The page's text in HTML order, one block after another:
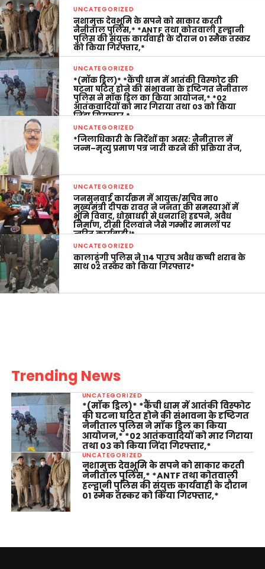
UNCATEGORIZED
नशामुक्त देवभूमि के सपने को साकार करती
नैनीताल पुलिस,* *ANTF तथा कोतवाली हल्द्वानी
पुलिस की संयुक्त कार्यवाही के दौरान 01 स्मैक तस्कर
को किया गिरफ्तार,*
UNCATEGORIZED
*(मॉक ड्रिल)* *कैंची धाम में आतंकी विस्फोट की
घटना घटित होने की संभावना के दृष्टिगत नैनीताल
पुलिस ने मॉक ड्रिल का किया आयोजन,* *02
आतंकवादियों को मार गिराया तथा 03 को किया
जिंदा गिरफ्तार,*
UNCATEGORIZED
*जिलाधिकारी के निर्देशों का असर: नैनीताल में
जन्म–मृत्यु प्रमाण पत्र जारी करने की प्रक्रिया तेज,
UNCATEGORIZED
जनसुनवाई कार्यक्रम में आयुक्त/सचिव मा0
मुख्यमंत्री दीपक रावत ने जनता की समस्याओं में
भूमि विवाद, धोखाधड़ी से धनराशि हडपने, अवैध
निर्माण, टीसी दिलवाने जैसे गम्भीर मामलों पर
त्वरित कार्यवाही।*
UNCATEGORIZED
कालाढूंगी पुलिस ने 114 पाउच अवैध कच्ची शराब के
साथ 02 तस्कर को किया गिरफ्तार*
Trending News
UNCATEGORIZED
*(मॉक ड्रिल)* *कैंची धाम में आतंकी विस्फोट
की घटना घटित होने की संभावना के दृष्टिगत
नैनीताल पुलिस ने मॉक ड्रिल का किया
आयोजन,* *02 आतंकवादियों को मार गिराया
तथा 03 को किया जिंदा गिरफ्तार,*
UNCATEGORIZED
नशामुक्त देवभूमि के सपने को साकार करती
नैनीताल पुलिस,* *ANTF तथा कोतवाली
हल्द्वानी पुलिस की संयुक्त कार्यवाही के दौरान
01 स्मैक तस्कर को किया गिरफ्तार,*